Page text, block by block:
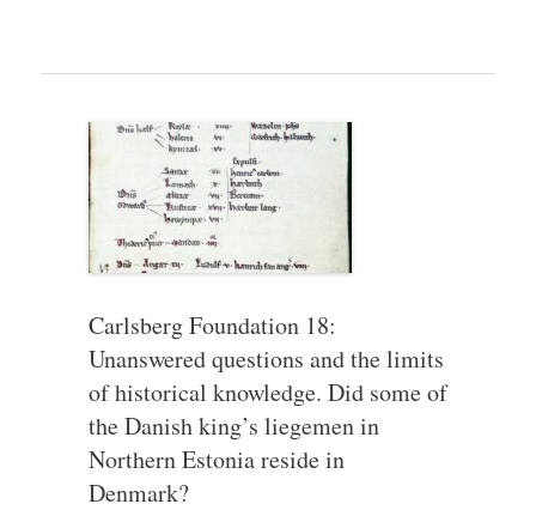
Carlsberg Foundation 18:
Unanswered questions and the limits
of historical knowledge. Did some of
the Danish king’s liegemen in
Northern Estonia reside in
Denmark?